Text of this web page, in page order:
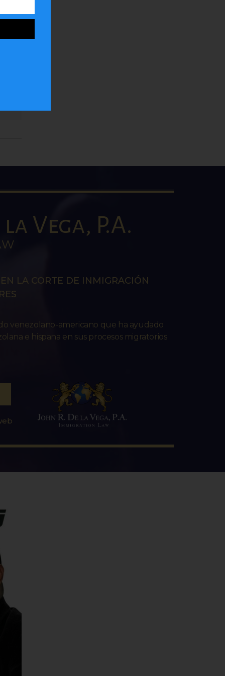
Vega, P.A.
LA CORTE DE INMIGRACIÓN
venezolano-americano que ha ayudado
e hispana en sus procesos migratorios